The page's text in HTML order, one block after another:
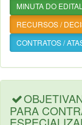
MINUTA DO EDITAL
RECURSOS /
CONTRATOS /
PARA